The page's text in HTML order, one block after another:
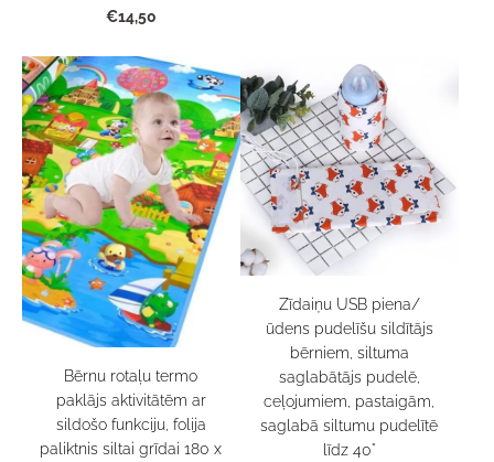
€14,50
Bērnu rotaļu termo
paklājs aktivitātēm ar
sildošo funkciju, folija
paliktnis siltai grīdai 180 x
Zīdaiņu USB piena/
ūdens pudelīšu sildītājs
bērniem, siltuma
saglabātājs pudelē,
ceļojumiem, pastaigām,
saglabā siltumu pudelītē
līdz 40°